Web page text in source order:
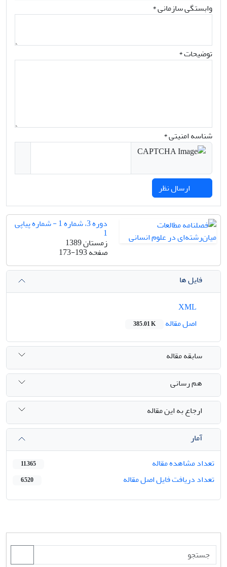
وابستگی سازمانی *
توضیحات *
شناسه امنیتی *
دوره 3، شماره 1 - شماره پیاپی
1
زمستان 1389
صفحه173-193
فایل ها
اصل مقاله
385.01 K
سابقه مقاله
هم رسانی
ارجاع به این مقاله
آمار
تعداد مشاهده مقاله
11,365
تعداد دریافت فایل اصل مقاله 6,520